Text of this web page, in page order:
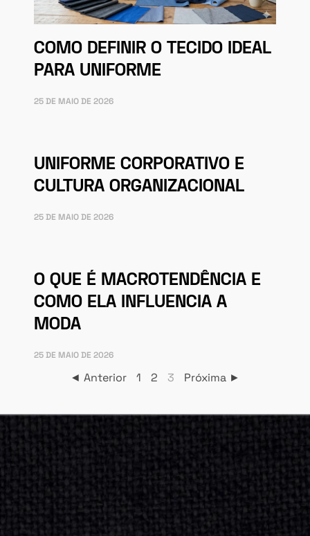
COMO DEFINIR O TECIDO IDEAL
PARA UNIFORME
25 DE MAIO DE 2026
UNIFORME CORPORATIVO E
CULTURA ORGANIZACIONAL
25 DE MAIO DE 2026
O QUE É MACROTENDÊNCIA E
COMO ELA INFLUENCIA A
MODA
25 DE MAIO DE 2026
◄ Anterior 1 2 3 Próxima ►